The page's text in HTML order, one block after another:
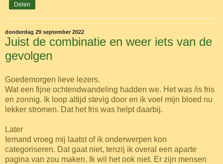
Delen
donderdag 29 september 2022
Juist de combinatie en weer iets van de
gevolgen
Goedemorgen lieve lezers.
Wat een fijne ochtendwandeling hadden we. Het was /is fris
en zonnig. Ik loop altijd stevig door en ik voel mijn bloed nu
lekker stromen. Dat het fris was helpt daarbij.
Later
Iemand vroeg mij laatst of ik onderwerpen kon
categoriseren. Dat gaat niet, tenzij ik overal een aparte
pagina van zou maken. Ik wil het ook niet. Er zijn mensen